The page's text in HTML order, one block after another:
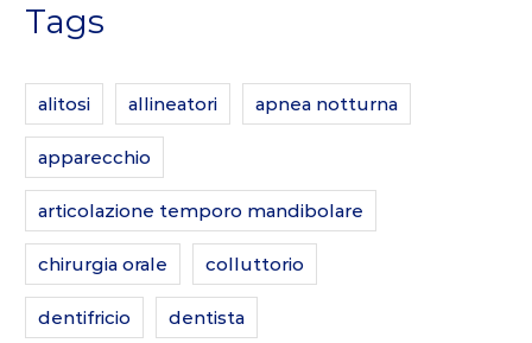
Tags
alitosi allineatori apnea notturna
apparecchio
articolazione temporo mandibolare
chirurgia orale colluttorio
dentifricio dentista